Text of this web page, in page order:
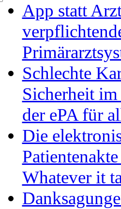
App statt
Schlechte
Sicherheit
der ePA für
Die
Whatever it